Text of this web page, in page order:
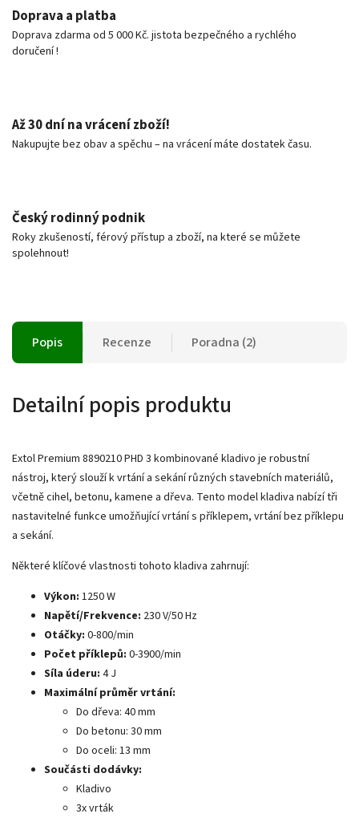
Doprava a platba
Doprava zdarma od 5 000 Kč. jistota bezpečného a rychlého
doručení !
Až 30 dní na vrácení zboží!
Nakupujte bez obav a spěchu – na vrácení máte dostatek času.
Český rodinný podnik
Roky zkušeností, férový přístup a zboží, na které se můžete
spolehnout!
Popis Recenze Poradna (2)
Detailní popis produktu
Extol Premium 8890210 PHD 3 kombinované kladivo je robustní
nástroj, který slouží k vrtání a sekání různých stavebních materiálů,
včetně cihel, betonu, kamene a dřeva. Tento model kladiva nabízí tři
nastavitelné funkce umožňující vrtání s příklepem, vrtání bez příklepu
a sekání.
Některé klíčové vlastnosti tohoto kladiva zahrnují:
Výkon: 1250 W
Napětí/Frekvence: 230 V/50 Hz
Otáčky: 0-800/min
Počet příklepů: 0-3900/min
Síla úderu: 4 J
Maximální průměr vrtání:
Do dřeva: 40 mm
Do betonu: 30 mm
Do oceli: 13 mm
Součásti dodávky:
Kladivo
3x vrták